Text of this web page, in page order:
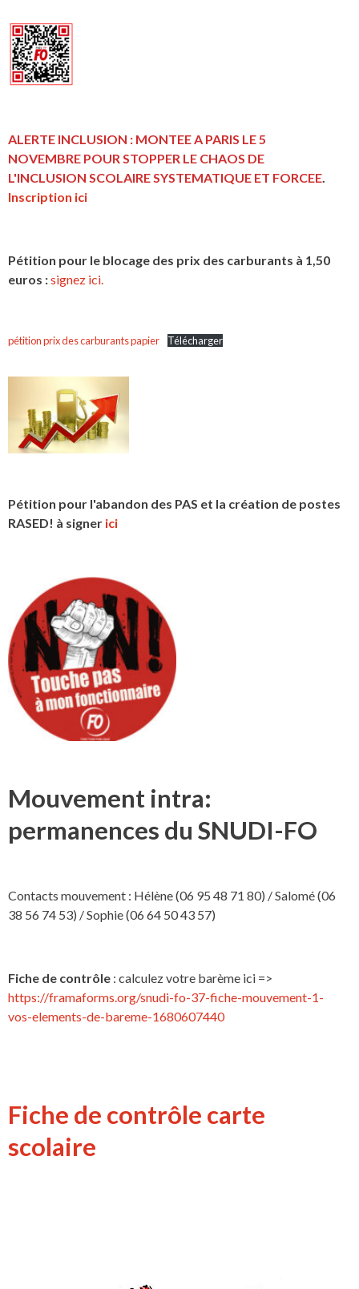
ALERTE INCLUSION : MONTEE A PARIS LE 5
NOVEMBRE POUR STOPPER LE CHAOS DE
L'INCLUSION SCOLAIRE SYSTEMATIQUE ET FORCEE
Inscription ici
Pétition pour le blocage des prix des carburants à 1,50
euros :signez ici.
pétition prix des carburants papier Télécharger
Pétition pour l'abandon des PAS et la création de postes
RASED! à signer ici
Mouvement intra:
permanences du SNUDI-FO
Contacts mouvement : Hélène (06 95 48 71 80) / Salomé (06
38 56 74 53) / Sophie (06 64 50 43 57)
Fiche de contrôle : calculez votre barème ici =>
https://framaforms.org/snudi-fo-37-fiche-mouvement-1-
vos-elements-de-bareme-1680607440
Fiche de contrôle carte
scolaire